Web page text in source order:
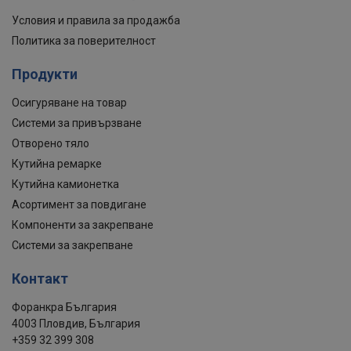
Условия и правила за продажба
Политика за поверителност
Продукти
Осигуряване на товар
Системи за привързване
Отворено тяло
Кутийна ремарке
Кутийна камионетка
Асортимент за повдигане
Компоненти за закрепване
Системи за закрепване
Контакт
Форанкра България
4003 Пловдив, България
+359 32 399 308